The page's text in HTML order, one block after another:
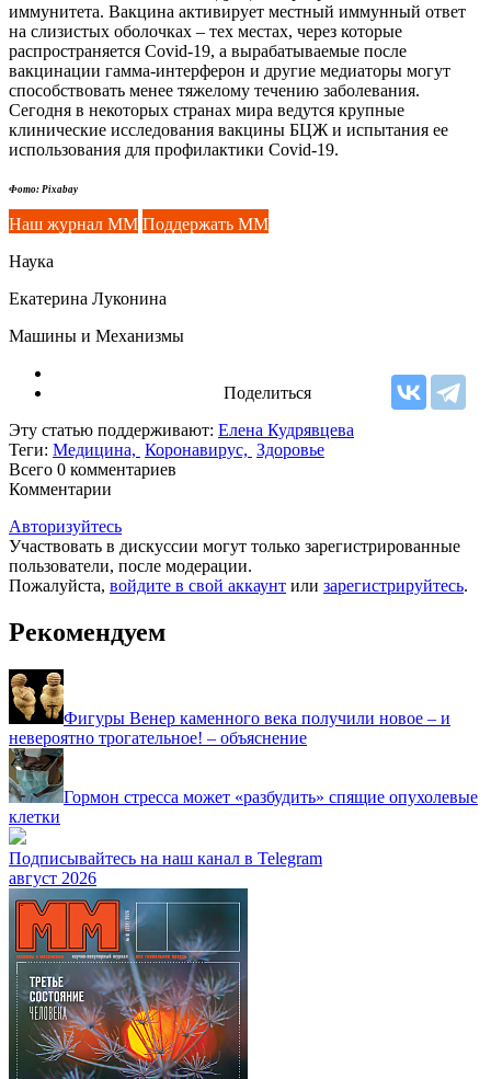
иммунитета. Вакцина активирует местный иммунный ответ
на слизистых оболочках – тех местах, через которые
распространяется Covid-19, а вырабатываемые после
вакцинации гамма-интерферон и другие медиаторы могут
способствовать менее тяжелому течению заболевания.
Сегодня в некоторых странах мира ведутся крупные
клинические исследования вакцины БЦЖ и испытания ее
использования для профилактики Covid-19.
Фото: Pixabay
Наш журнал ММ Поддержать ММ
Наука
Екатерина Луконина
Машины и Механизмы
Поделиться
Эту статью поддерживают: Елена Кудрявцева
Теги: Медицина, Коронавирус, Здоровье
Всего 0 комментариев
Комментарии
Авторизуйтесь
Участвовать в дискуссии могут только зарегистрированные
пользователи, после модерации.
Пожалуйста, войдите в свой аккаунт или зарегистрируйтесь.
Рекомендуем
Фигуры Венер каменного века получили новое – и
невероятно трогательное! – объяснение
Гормон стресса может «разбудить» спящие опухолевые
клетки
Подписывайтесь на наш канал в Telegram
август 2026